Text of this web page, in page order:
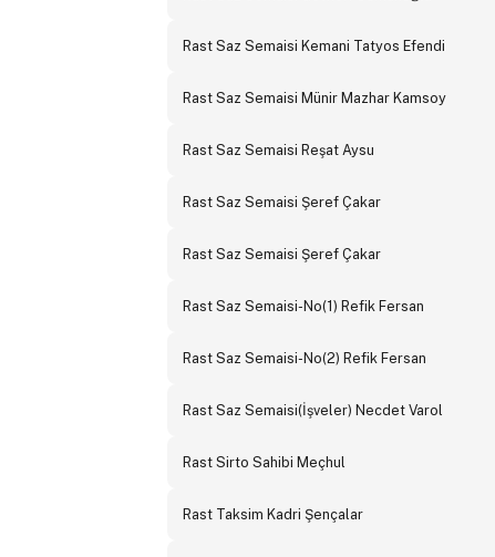
Rast Saz Semaisi Kemani Tatyos Efendi
Rast Saz Semaisi Münir Mazhar Kamsoy
Rast Saz Semaisi Reşat Aysu
Rast Saz Semaisi Şeref Çakar
Rast Saz Semaisi Şeref Çakar
Rast Saz Semaisi-No(1) Refik Fersan
Rast Saz Semaisi-No(2) Refik Fersan
Rast Saz Semaisi(İşveler) Necdet Varol
Rast Sirto Sahibi Meçhul
Rast Taksim Kadri Şençalar